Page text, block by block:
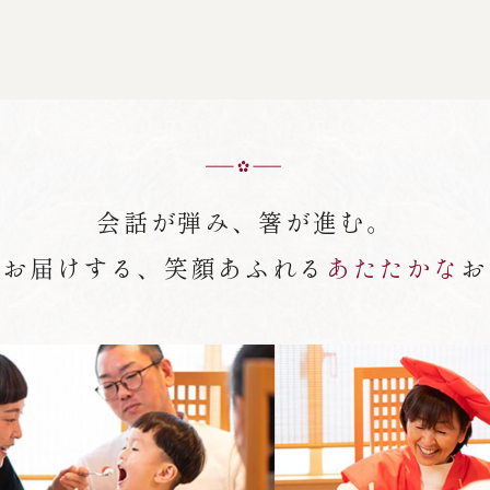
会話が弾み、箸が進む。
届けする、笑顔あふれる あたたかな